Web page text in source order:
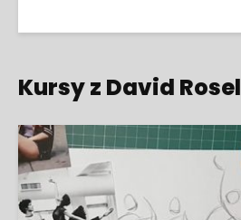
Kursy z David Rosel